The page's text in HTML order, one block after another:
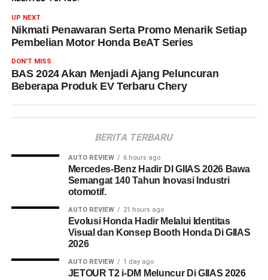
UP NEXT
Nikmati Penawaran Serta Promo Menarik Setiap
Pembelian Motor Honda BeAT Series
DON'T MISS
BAS 2024 Akan Menjadi Ajang Peluncuran
Beberapa Produk EV Terbaru Chery
BERITA TERBARU
AUTO REVIEW 6 hours ago
Mercedes-Benz Hadir DI GIIAS 2026 Bawa
Semangat 140 Tahun Inovasi Industri
otomotif.
AUTO REVIEW 21 hours ago
Evolusi Honda Hadir Melalui Identitas
Visual dan Konsep Booth Honda Di GIIAS
2026
AUTO REVIEW 1 day ago
JETOUR T2 i-DM Meluncur Di GIIAS 2026